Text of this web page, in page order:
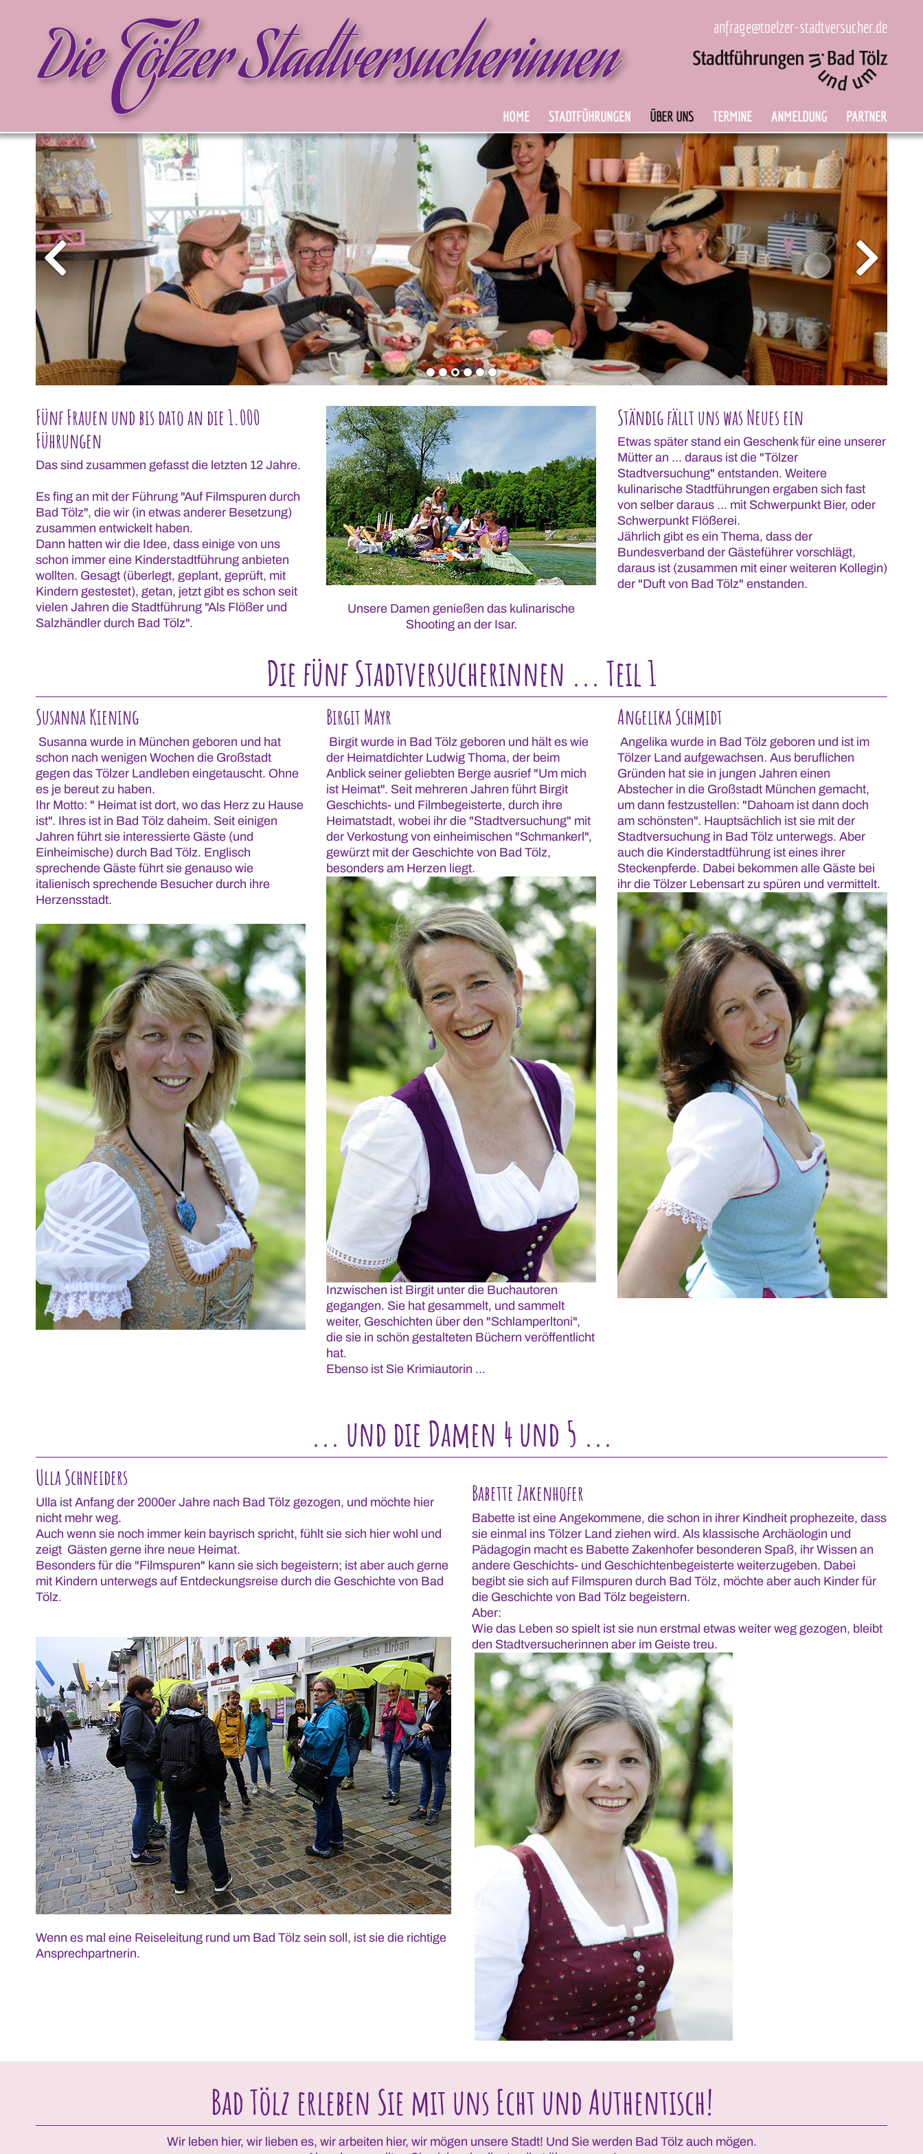
anfrage@toelzer-stadtversucher.de
HOME STADTFÜHRUNGEN ÜBER UNS TERMINE ANMELDUNG PARTNER
Fünf Frauen und bis dato an die 1.000
Führungen
Das sind zusammen gefasst die letzten 12 Jahre.
Es fing an mit der Führung "Auf Filmspuren durch
Bad Tölz", die wir (in etwas anderer Besetzung)
zusammen entwickelt haben.
Dann hatten wir die Idee, dass einige von uns
schon immer eine Kinderstadtführung anbieten
wollten. Gesagt (überlegt, geplant, geprüft, mit
Kindern gestestet), getan, jetzt gibt es schon seit
vielen Jahren die Stadtführung "Als Flößer und
Salzhändler durch Bad Tölz".
Unsere Damen genießen das kulinarische
Shooting an der Isar.
Ständig fällt uns was Neues ein
Etwas später stand ein Geschenk für eine unserer
Mütter an ... daraus ist die "Tölzer
Stadtversuchung" entstanden. Weitere
kulinarische Stadtführungen ergaben sich fast
von selber daraus ... mit Schwerpunkt Bier, oder
Schwerpunkt Flößerei.
Jährlich gibt es ein Thema, dass der
Bundesverband der Gästeführer vorschlägt,
daraus ist (zusammen mit einer weiteren Kollegin)
der "Duft von Bad Tölz" enstanden.
Die fünf Stadtversucherinnen ... Teil 1
Susanna Kiening
Susanna wurde in München geboren und hat
schon nach wenigen Wochen die Großstadt
gegen das Tölzer Landleben eingetauscht. Ohne
es je bereut zu haben.
Ihr Motto: " Heimat ist dort, wo das Herz zu Hause
ist". Ihres ist in Bad Tölz daheim. Seit einigen
Jahren führt sie interessierte Gäste (und
Einheimische) durch Bad Tölz. Englisch
sprechende Gäste führt sie genauso wie
italienisch sprechende Besucher durch ihre
Herzensstadt.
Birgit Mayr
Birgit wurde in Bad Tölz geboren und hält es wie
der Heimatdichter Ludwig Thoma, der beim
Anblick seiner geliebten Berge ausrief "Um mich
ist Heimat". Seit mehreren Jahren führt Birgit
Geschichts- und Filmbegeisterte, durch ihre
Heimatstadt, wobei ihr die "Stadtversuchung" mit
der Verkostung von einheimischen "Schmankerl",
gewürzt mit der Geschichte von Bad Tölz,
besonders am Herzen liegt.
Inzwischen ist Birgit unter die Buchautoren
gegangen. Sie hat gesammelt, und sammelt
weiter, Geschichten über den "Schlamperltoni",
die sie in schön gestalteten Büchern veröffentlicht
hat.
Ebenso ist Sie Krimiautorin ...
Angelika Schmidt
Angelika wurde in Bad Tölz geboren und ist im
Tölzer Land aufgewachsen. Aus beruflichen
Gründen hat sie in jungen Jahren einen
Abstecher in die Großstadt München gemacht,
um dann festzustellen: "Dahoam ist dann doch
am schönsten". Hauptsächlich ist sie mit der
Stadtversuchung in Bad Tölz unterwegs. Aber
auch die Kinderstadtführung ist eines ihrer
Steckenpferde. Dabei bekommen alle Gäste bei
ihr die Tölzer Lebensart zu spüren und vermittelt.
... und die Damen 4 und 5 ...
Ulla Schneiders
Ulla ist Anfang der 2000er Jahre nach Bad Tölz gezogen, und möchte hier
nicht mehr weg.
Auch wenn sie noch immer kein bayrisch spricht, fühlt sie sich hier wohl und
zeigt Gästen gerne ihre neue Heimat.
Besonders für die "Filmspuren" kann sie sich begeistern; ist aber auch gerne
mit Kindern unterwegs auf Entdeckungsreise durch die Geschichte von Bad
Tölz.
Wenn es mal eine Reiseleitung rund um Bad Tölz sein soll, ist sie die richtige
Ansprechpartnerin.
Babette Zakenhofer
Babette ist eine Angekommene, die schon in ihrer Kindheit prophezeite, dass
sie einmal ins Tölzer Land ziehen wird. Als klassische Archäologin und
Pädagogin macht es Babette Zakenhofer besonderen Spaß, ihr Wissen an
andere Geschichts- und Geschichtenbegeisterte weiterzugeben. Dabei
begibt sie sich auf Filmspuren durch Bad Tölz, möchte aber auch Kinder für
die Geschichte von Bad Tölz begeistern.
Aber:
Wie das Leben so spielt ist sie nun erstmal etwas weiter weg gezogen, bleibt
den Stadtversucherinnen aber im Geiste treu.
Bad Tölz erleben Sie mit uns Echt und Authentisch!
Wir leben hier, wir lieben es, wir arbeiten hier, wir mögen unsere Stadt! Und Sie werden Bad Tölz auch mögen.